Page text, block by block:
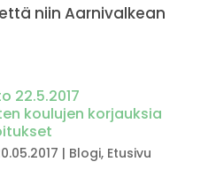
niin Aarnivalkean
22.5.2017
koulujen korjauksia
| Blogi, Etusivu